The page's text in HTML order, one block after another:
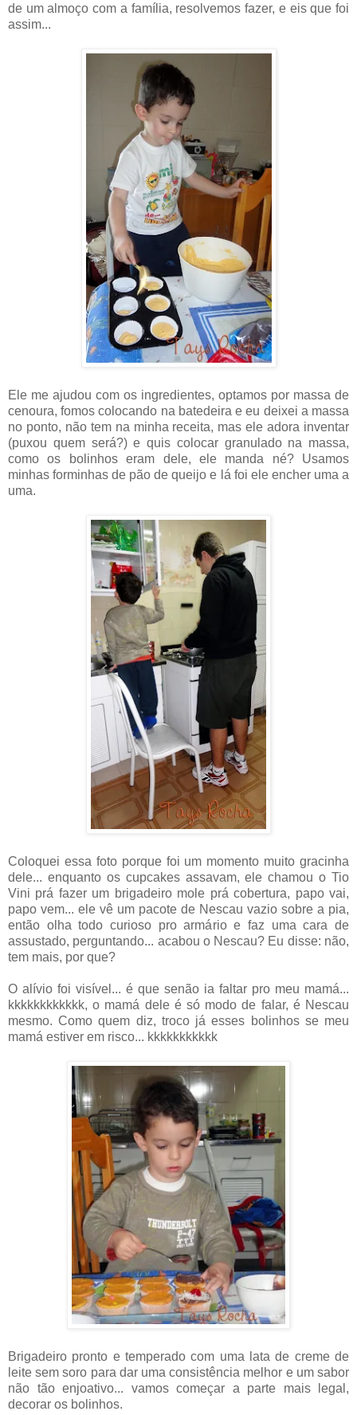
de um almoço com a família, resolvemos fazer, e eis que foi
assim...
Ele me ajudou com os ingredientes, optamos por massa de
cenoura, fomos colocando na batedeira e eu deixei a massa
no ponto, não tem na minha receita, mas ele adora inventar
(puxou quem será?) e quis colocar granulado na massa,
como os bolinhos eram dele, ele manda né? Usamos
minhas forminhas de pão de queijo e lá foi ele encher uma a
uma.
Coloquei essa foto porque foi um momento muito gracinha
dele... enquanto os cupcakes assavam, ele chamou o Tio
Vini prá fazer um brigadeiro mole prá cobertura, papo vai,
papo vem... ele vê um pacote de Nescau vazio sobre a pia,
então olha todo curioso pro armário e faz uma cara de
assustado, perguntando... acabou o Nescau? Eu disse: não,
tem mais, por que?
O alívio foi visível... é que senão ia faltar pro meu mamá...
kkkkkkkkkkkk, o mamá dele é só modo de falar, é Nescau
mesmo. Como quem diz, troco já esses bolinhos se meu
mamá estiver em risco... kkkkkkkkkkk
Brigadeiro pronto e temperado com uma lata de creme de
leite sem soro para dar uma consistência melhor e um sabor
não tão enjoativo... vamos começar a parte mais legal,
decorar os bolinhos.